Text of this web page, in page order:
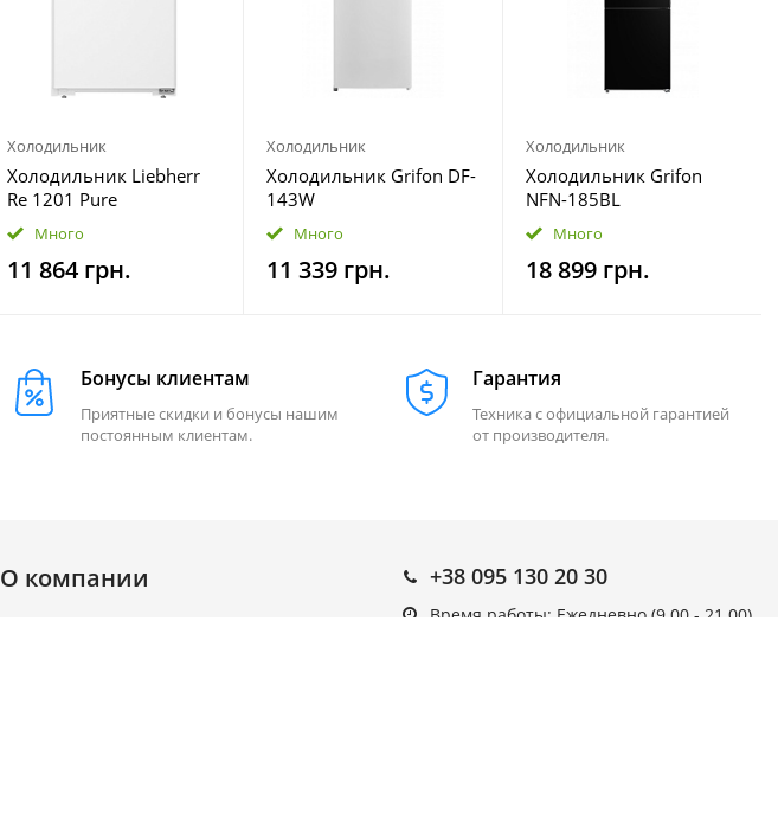
Холодильник
Холодильник Liebherr
Re 1201 Pure
Много
11 864 грн.
Холодильник
Холодильник Grifon DF-
143W
Много
11 339 грн.
Холодильник
Холодильник Grifon
NFN-185BL
Много
18 899 грн.
Бонусы клиентам
Приятные скидки и бонусы нашим
постоянным клиентам.
Гарантия
Техника с официальной гарантией
от производителя.
О компании +38 095 130 20 30
Время работы: Ежедневно (9.00 - 21.00)